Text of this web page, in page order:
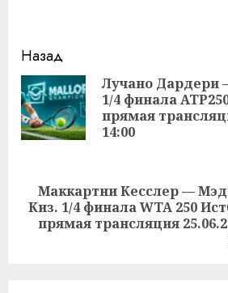
Продолжить
чтение
Назад
Лучано Дардери
1/4 финала
прямая
14:00
Следующая
запись:
Маккартни Кесслер —
Киз. 1/4 финала WTA 250
прямая трансляция